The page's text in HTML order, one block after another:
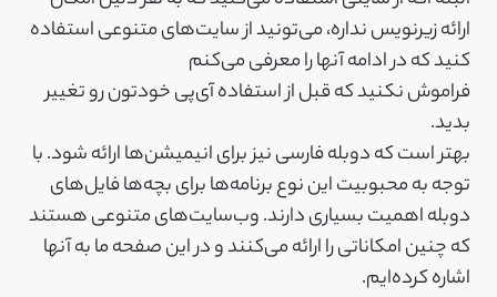
ارائه زیرنویس نداره، می‌تونید از سایت‌های متنوعی استفاده
کنید که در ادامه آنها را معرفی می‌کنم
فراموش نکنید که قبل از استفاده آی‌پی خودتون رو تغییر
بدید.
بهتر است که دوبله فارسی نیز برای انیمیشن‌ها ارائه شود. با
توجه به محبوبیت این نوع برنامه‌ها برای بچه‌ها فایل‌های
دوبله اهمیت بسیاری دارند. وب‌سایت‌‌های متنوعی هستند
که چنین امکاناتی را ارائه می‌کنند و در این صفحه ما به آنها
اشاره کرده‌ایم.